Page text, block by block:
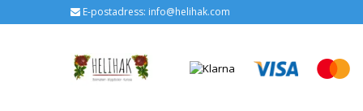
E-postadress: info@helihak.com